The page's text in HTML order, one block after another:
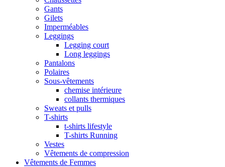
Gants
Gilets
Imperméables
Leggings
Legging court
Long leggings
Pantalons
Polaires
Sous-vêtements
chemise intérieure
collants thermiques
Sweats et pulls
T-shirts
t-shirts lifestyle
T-shirts Running
Vestes
Vêtements de compression
Vêtements de Femmes